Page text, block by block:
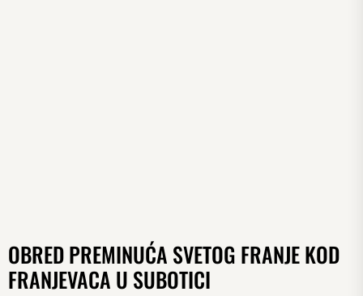
OBRED PREMINUĆA SVETOG FRANJE KOD
FRANJEVACA U SUBOTICI